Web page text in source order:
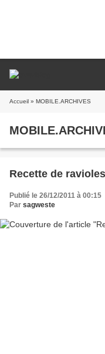
Accueil » MOBILE.ARCHIVES
Recette de
Publié le 26/12/2011 à 00:15
Par sagweste